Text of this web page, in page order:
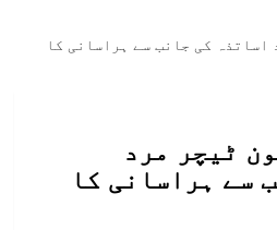
کی جانب سے ہراسانی کا
ٹیچر مرد
سے ہراسانی کا